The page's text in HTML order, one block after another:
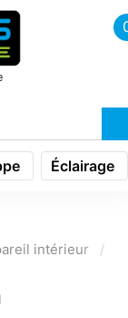
Éclairage
intérieur